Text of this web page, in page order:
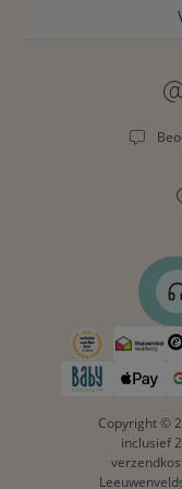
Ons assortiment
70x140 cm–
–
–
–
De molton
zoek naar meer
VANAF WELKECopyright ©
inclusief